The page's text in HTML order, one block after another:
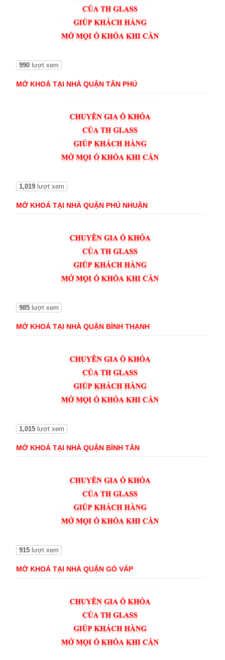
990lượt xem
MỞ KHOÁ TẠI NHÀ QUẬN TÂN PHÚ
1,019lượt xem
MỞ KHOÁ TẠI NHÀ QUẬN PHÚ NHUẬN
985lượt xem
MỞ KHOÁ TẠI NHÀ QUẬN BÌNH THẠNH
1,015lượt xem
MỞ KHOÁ TẠI NHÀ QUẬN BÌNH TÂN
915lượt xem
MỞ KHOÁ TẠI NHÀ QUẬN GÒ VẤP